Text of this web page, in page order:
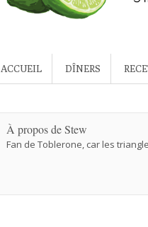
ACCUEIL DÎNERS
À propos de Stew
Fan de Toblerone, car les